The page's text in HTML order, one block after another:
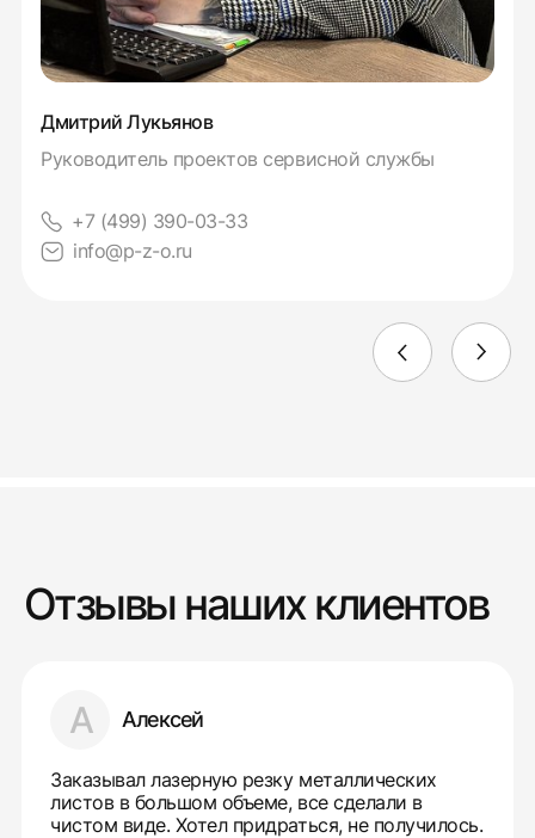
Дмитрий Лукьянов
Руководитель проектов сервисной службы
+7 (499) 390-03-33
info@p-z-o.ru
Отзывы наших клиентов
А Алексей
Заказывал лазерную резку металлических
листов в большом объеме, все сделали в
чистом виде. Хотел придраться, не получилось.